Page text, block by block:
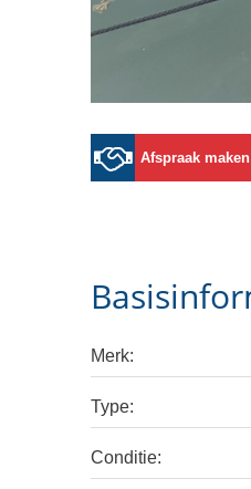
Afspraak maken
Merk:
Type:
Conditie: